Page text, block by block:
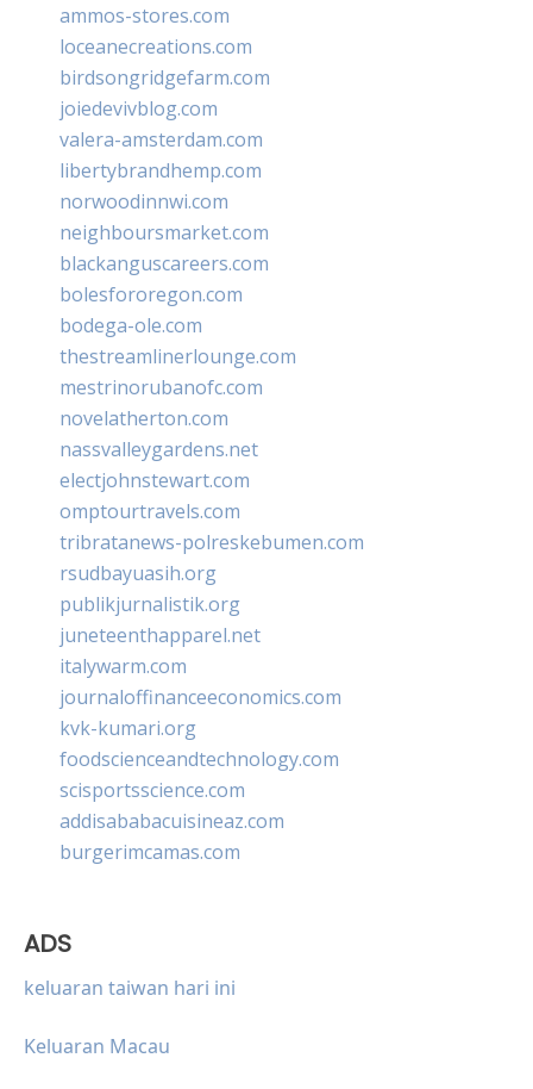
ammos-stores.com
loceanecreations.com
birdsongridgefarm.com
joiedevivblog.com
valera-amsterdam.com
libertybrandhemp.com
norwoodinnwi.com
neighboursmarket.com
blackanguscareers.com
bolesfororegon.com
bodega-ole.com
thestreamlinerlounge.com
mestrinorubanofc.com
novelatherton.com
nassvalleygardens.net
electjohnstewart.com
omptourtravels.com
tribratanews-polreskebumen.com
rsudbayuasih.org
publikjurnalistik.org
juneteenthapparel.net
italywarm.com
journaloffinanceeconomics.com
kvk-kumari.org
foodscienceandtechnology.com
scisportsscience.com
addisababacuisineaz.com
burgerimcamas.com
ADS
keluaran taiwan hari ini
Keluaran Macau